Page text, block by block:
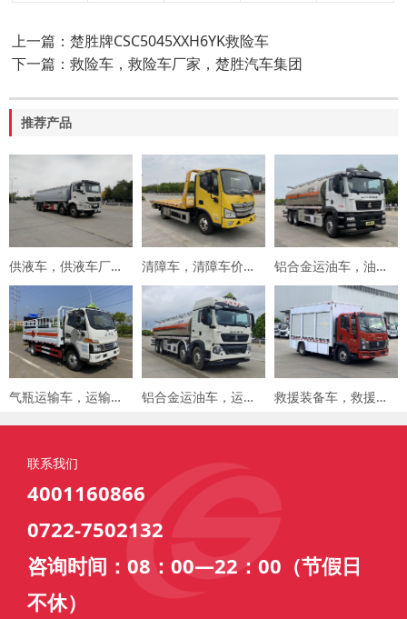
上一篇：楚胜牌CSC5045XXH6YK救险车
下一篇：救险车，救险车厂家，楚胜汽车集团
推荐产品
供液车，供液车厂家，专用车厂家，楚胜集团 清障车，清障车价格，楚胜集团 铝合金运油车，油罐车，楚胜汽车集团
气瓶运输车，运输车价格，楚胜汽车集团 铝合金运油车，运油车厂家，楚胜汽车集团 救援装备车，救援车，楚胜汽车集团
联系我们
4001160866
0722-7502132
咨询时间：08：00—22：00（节假日
不休）